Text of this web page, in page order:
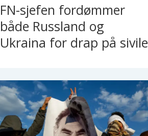
FN-sjefen fordømmer
både Russland og
Ukraina for drap på sivile